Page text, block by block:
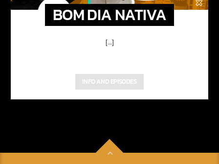
BOM DIA NATIVA
[...]
INFO AND EPISODES